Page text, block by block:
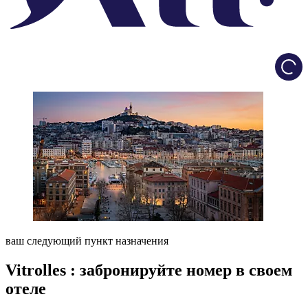
ваш следующий пункт назначения
Vitrolles : забронируйте номер в своем
отеле